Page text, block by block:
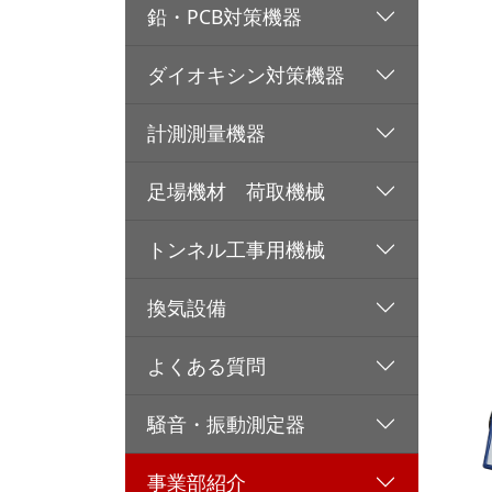
鉛・PCB対策機器
ダイオキシン対策機器
計測測量機器
足場機材 荷取機械
トンネル工事用機械
換気設備
よくある質問
騒音・振動測定器
事業部紹介